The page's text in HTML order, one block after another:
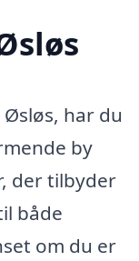
har du
by
der tilbyder
både
om du er